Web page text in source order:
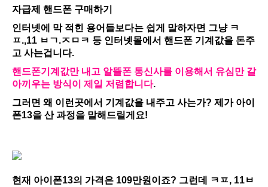
자급제 핸드폰 구매하기
인터넷에 막 적힌 용어들보다는 쉽게 말하자면 그냥 ㅋ
ㅍ.,11 ㅂㄱ.ㅈㅁㅋ 등 인터넷몰에서 핸드폰 기계값을 돈주
고 사는겁니다.
핸드폰기계값만 내고 알뜰폰 통신사를 이용해서 유심만 갈
아끼우는 방식이 제일 저렴합니다.
그러면 왜 이런곳에서 기계값을 내주고 사는가? 제가 아이
폰13을 산 과정을 말해드릴게요!
현재 아이폰13의 가격은 109만원이죠? 그런데 ㅋㅍ, 11ㅂ